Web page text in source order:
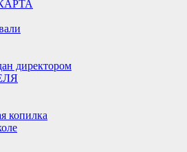
директором
копилка